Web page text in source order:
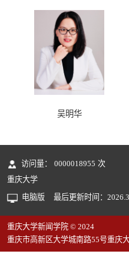
吴明华
访问量： 0000018955 次
重庆大学
电脑版
最后更新时间： 2026.3
重庆大学新闻学院 © 2024
重庆市高新区大学城南路55号重庆